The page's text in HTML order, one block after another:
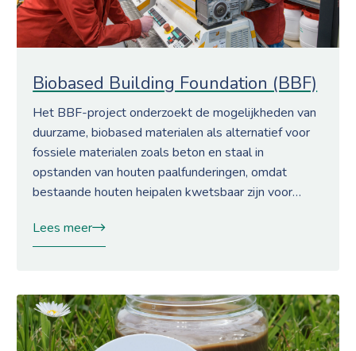
Biobased Building Foundation (BBF)
Het BBF-project onderzoekt de mogelijkheden van
duurzame, biobased materialen als alternatief voor
fossiele materialen zoals beton en staal in
opstanden van houten paalfunderingen, omdat
bestaande houten heipalen kwetsbaar zijn voor…
Lees meer